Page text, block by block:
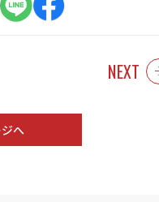
NEXT
へ